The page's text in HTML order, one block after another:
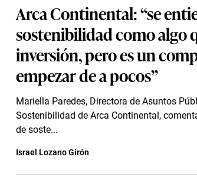
Arca Continental: “se
sostenibilidad como algo
inversión, pero es un
empezar de a pocos”
Mariella Paredes, Directora de Asuntos
Sostenibilidad de Arca Continental,
de soste...
Israel Lozano Girón